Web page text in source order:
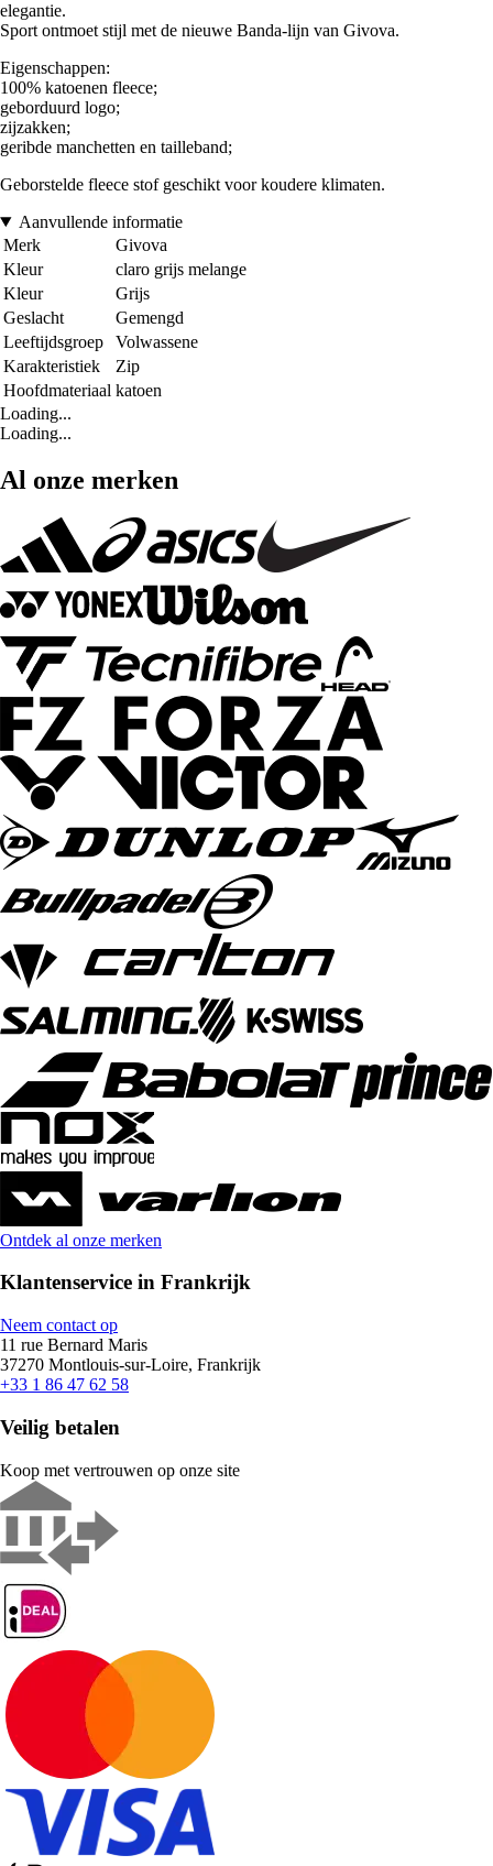
elegantie.
Sport ontmoet stijl met de nieuwe Banda-lijn van Givova.
Eigenschappen:
100% katoenen fleece;
geborduurd logo;
zijzakken;
geribde manchetten en tailleband;
Geborstelde fleece stof geschikt voor koudere klimaten.
Aanvullende informatie
Merk
Givova
Kleur
claro grijs melange
Kleur
Grijs
Geslacht
Gemengd
Leeftijdsgroep
Volwassene
Karakteristiek
Zip
Hoofdmateriaal katoen
Loading...
Loading...
Al onze merken
Ontdek al onze merken
Klantenservice in Frankrijk
Neem contact op
11 rue Bernard Maris
37270 Montlouis-sur-Loire, Frankrijk
+33 1 86 47 62 58
Veilig betalen
Koop met vertrouwen op onze site